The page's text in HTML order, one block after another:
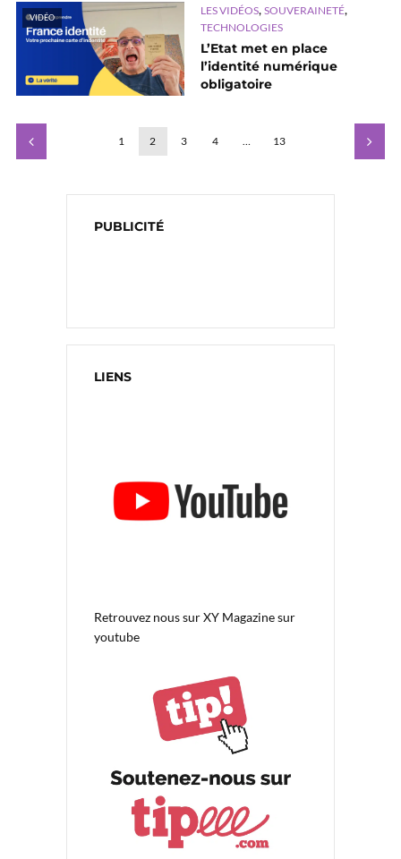
VIDÉO
LES VIDÉOS, SOUVERAINETÉ,
TECHNOLOGIES
L’Etat met en place
l’identité numérique
obligatoire
1 2 3 4 … 13
PUBLICITÉ
LIENS
Retrouvez nous surXY Magazine sur
youtube